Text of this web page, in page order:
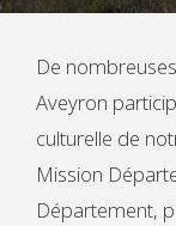
De
Aveyron
culturelle de
Mission
Département,